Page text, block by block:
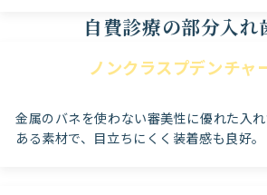
自費診療の部分入れ
ノンクラスプデンチャ
金属のバネを使わない審美性に優れた入
ある素材で、目立ちにくく装着感も良好。